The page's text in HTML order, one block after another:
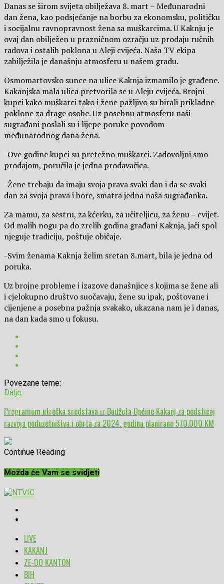
Danas se širom svijeta obilježava 8. mart – Međunarodni
dan žena, kao podsjećanje na borbu za ekonomsku, političku
i socijalnu ravnopravnost žena sa muškarcima. U Kaknju je
ovaj dan obilježen u prazničnom ozračju uz prodaju ručnih
radova i ostalih poklona u Aleji cvijeća. Naša TV ekipa
zabilježila je današnju atmosferu u našem gradu.
Osmomartovsko sunce na ulice Kaknja izmamilo je građene.
Kakanjska mala ulica pretvorila se u Aleju cvijeća. Brojni
kupci kako muškarci tako i žene pažljivo su birali prikladne
poklone za drage osobe. Uz posebnu atmosferu naši
sugrađani poslali su i lijepe poruke povodom
međunarodnog dana žena.
-Ove godine kupci su pretežno muškarci. Zadovoljni smo
prodajom, poručila je jedna prodavačica.
-Žene trebaju da imaju svoja prava svaki dan i da se svaki
dan za svoja prava i bore, smatra jedna naša sugrađanka.
Za mamu, za sestru, za kćerku, za učiteljicu, za ženu – cvijet.
Od malih nogu pa do zrelih godina građani Kaknja, jači spol
njeguje tradiciju, poštuje običaje.
-Svim ženama Kaknja želim sretan 8.mart, bila je jedna od
poruka.
Uz brojne probleme i izazove današnjice s kojima se žene ali
i cjelokupno društvo suočavaju, žene su ipak, poštovane i
cijenjene a posebna pažnja svakako, ukazana nam je i danas,
na dan kada smo u fokusu.
Povezane teme:
Dalje
Programom utroška sredstava iz Budžeta Općine Kakanj za podsticaj
razvoja poduzetništva i obrta za 2024. godinu planirano 570.000 KM
Continue Reading
Možda će Vam se svidjeti
LIVE
KAKANJ
ZE-DO KANTON
BIH